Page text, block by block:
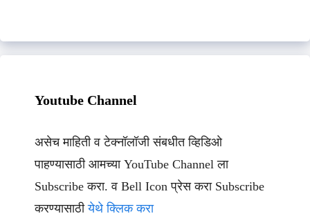
Youtube Channel
असेच माहिती व टेक्नॉलॉजी संबधीत व्हिडिओ
पाहण्यासाठी आमच्या YouTube Channel ला
Subscribe करा. व Bell Icon प्रेस करा Subscribe
करण्यासाठीयेथे क्लिक करा